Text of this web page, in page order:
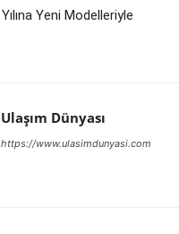
Yeni Modelleriyle
Ulaşım Dünyası
https://www.ulasimdunyasi.com